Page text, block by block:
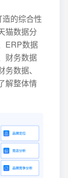
的综合性
猫数据分
ERP数据
财务数据
数据、
解整体情